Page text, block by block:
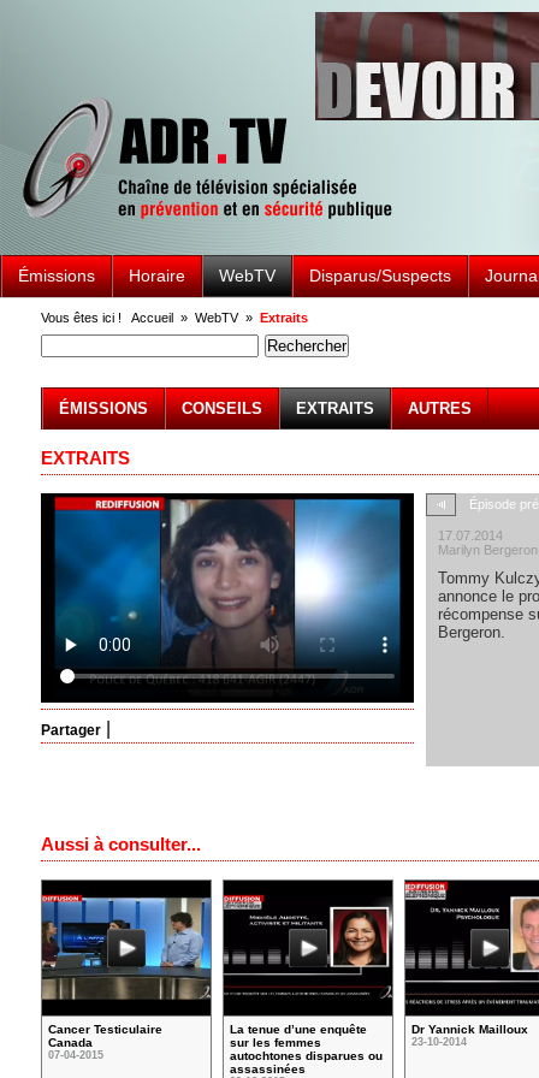
Émissions Horaire WebTV Disparus/Suspects
Vous êtes ici ! Accueil » WebTV» Extraits
ÉMISSIONS CONSEILS EXTRAITS AUTRES
EXTRAITS
Partager
Épisode
17.07.2014
Marilyn Bergeron
Tommy
annonce le
récompense
Bergeron.
Aussi à consulter...
Cancer Testiculaire
Canada
07-04-2015
La tenue d’une enquête
sur les femmes
autochtones disparues ou
assassinées
Dr Yannick Mailloux
23-10-2014